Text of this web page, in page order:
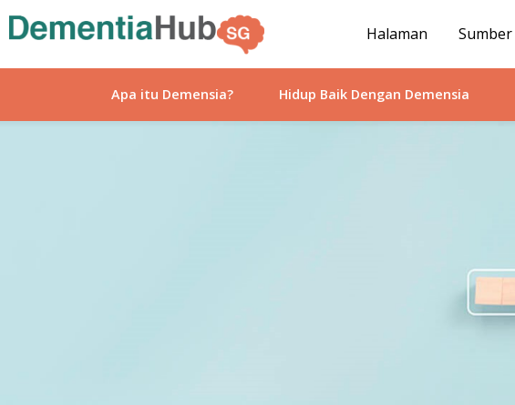
Halaman Sumber
Apa itu Demensia? Hidup Baik Dengan Demensia